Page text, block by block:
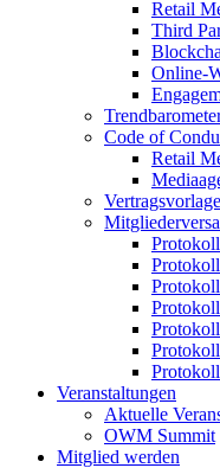
Retail
Third
Online-
Code of
Retail
Veranstaltungen
Aktuelle
OWM Summit
Mitglied werden